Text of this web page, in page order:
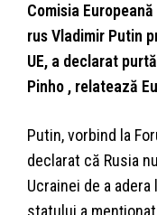
Comisia
rus Vladimir Putin
UE, a declarat
Pinho , relatează
Putin, vorbind la
declarat că Rusia
Ucrainei de a adera
statului a